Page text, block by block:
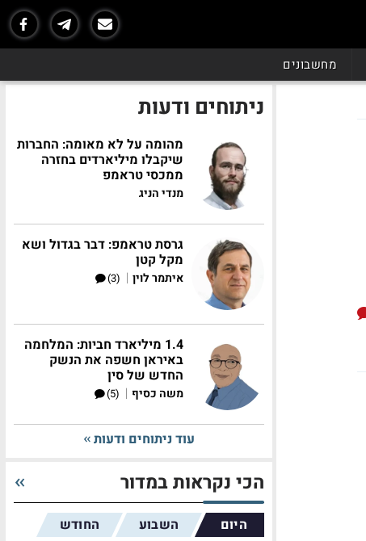
מחשבונים
ניתוחים ודעות
מהומה על לא מאומה: החברות
שיקבלו מיליארדים בחזרה
ממכסי טראמפ
מנדי הניג
גרסת טראמפ: דבר בגדול ושא
מקל קטן
איתמר לוין |
(3)
1.4 מיליארד חביות: המלחמה
באיראן חשפה את הנשק
החדש של סין
משה כסיף |
(5)
עוד ניתוחים ודעות
הכי נקראות במדור
היום השבוע החודש